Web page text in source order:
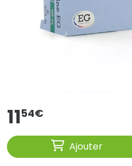
1154€
Ajouter